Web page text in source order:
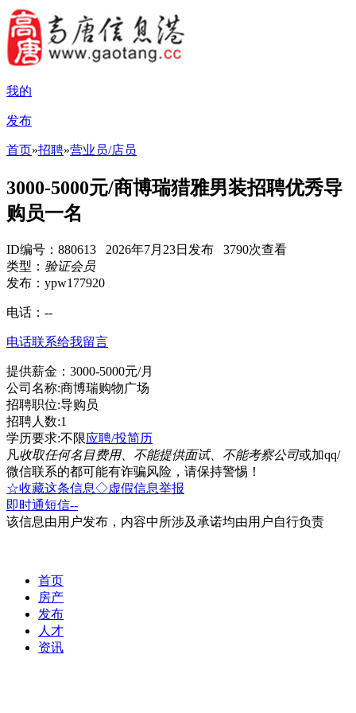
我的
发布
首页»招聘»营业员/店员
3000-5000元/商博瑞猎雅男装招聘优秀导
购员一名
ID编号：880613 2026年7月23日发布 3790次查看
类型： 验证会员
发布：ypw177920
电话： --
电话联系给我留言
提供薪金：3000-5000元/月
公司名称:商博瑞购物广场
招聘职位:导购员
招聘人数:1
学历要求:不限应聘/投简历
凡收取任何名目费用、不能提供面试、不能考察公司或加qq/
微信联系的都可能有诈骗风险，请保持警惕！
☆收藏这条信息◇虚假信息举报
即时通短信--
该信息由用户发布，内容中所涉及承诺均由用户自行负责
首页
房产
发布
人才
资讯